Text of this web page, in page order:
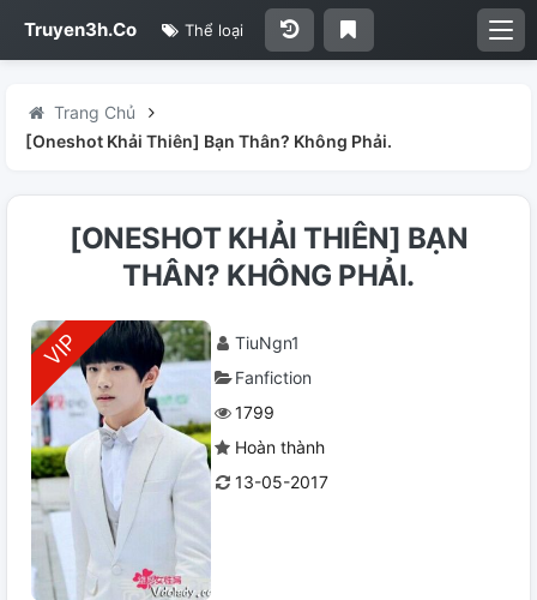
Truyen3h.Co Thể loại
Trang Chủ
[Oneshot Khải Thiên] Bạn Thân? Không Phải.
[ONESHOT KHẢI THIÊN] BẠN
THÂN? KHÔNG PHẢI.
TiuNgn1
Fanfiction
1799
Hoàn thành
13-05-2017